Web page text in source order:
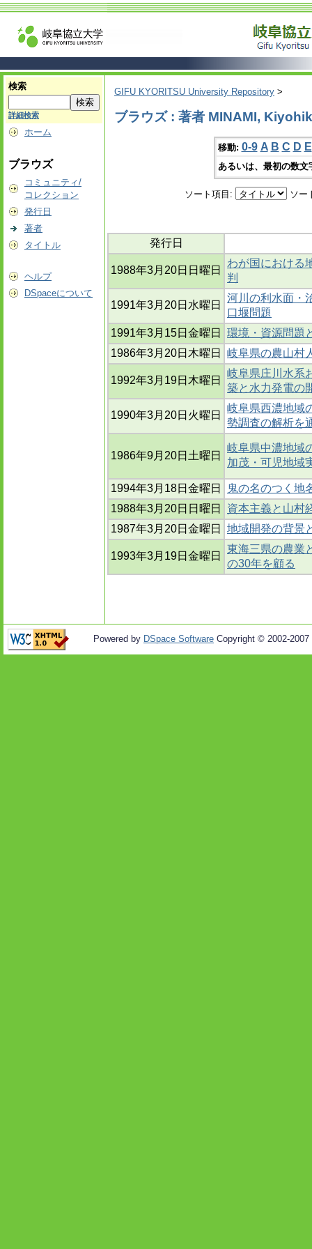
検索
詳細検索
ホーム
ブラウズ
コミュニティ/
コレクション
発行日
著者
タイトル
ヘルプ
DSpaceについて
GIFU KYORITSU University Repository >
ブラウズ : 著者 MINAMI,
移動: 0-9 A B C D E
あるいは、最初の数
ソート項目: ソー
発行日
1988年3月20日日曜日
わが国における
判
1991年3月20日水曜日
河川の利水面・
口堰問題
1991年3月15日金曜日
環境・資源問題
1986年3月20日木曜日
岐阜県の農山村
1992年3月19日木曜日
岐阜県庄川水系
築と水力発電の
1990年3月20日火曜日
岐阜県西濃地域
勢調査の解析を
1986年9月20日土曜日
岐阜県中濃地域
加茂・可児地域
1994年3月18日金曜日
鬼の名のつく地
1988年3月20日日曜日
資本主義と山村
1987年3月20日金曜日
地域開発の背景
1993年3月19日金曜日
東海三県の農業
の30年を顧る
Powered by DSpace Software Copyright © 2002-2007